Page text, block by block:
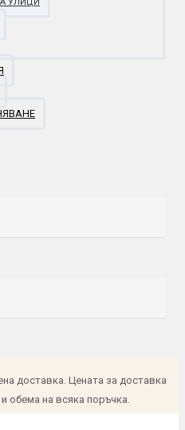
доставка. Цената за доставка
обема на всяка поръчка.